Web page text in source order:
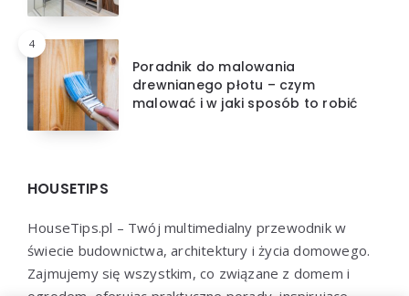
4
Poradnik do malowania
drewnianego płotu – czym
malować i w jaki sposób to robić
HOUSETIPS
HouseTips.pl – Twój multimedialny przewodnik w
świecie budownictwa, architektury i życia domowego.
Zajmujemy się wszystkim, co związane z domem i